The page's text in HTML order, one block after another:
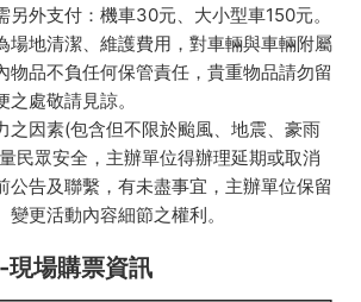
另外支付：機車30元、大小型車150元。
場地清潔、維護費用，對車輛與車輛附屬
物品不負任何保管責任，貴重物品請勿留
處敬請見諒。
之因素(包含但不限於颱風、地震、豪雨
民眾安全，主辦單位得辦理延期或取消
公告及聯繫，有未盡事宜，主辦單位保留
變更活動內容細節之權利。
現場購票資訊